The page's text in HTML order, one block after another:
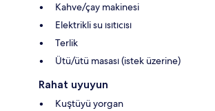
Kahve/çay makinesi
Elektrikli su ısıtıcısı
Terlik
Ütü/ütü masası (istek üzerine)
Rahat uyuyun
Kuştüyü yorgan